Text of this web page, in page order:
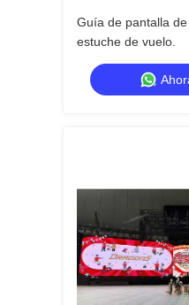
Guía de pantalla
estuche de vuelo.